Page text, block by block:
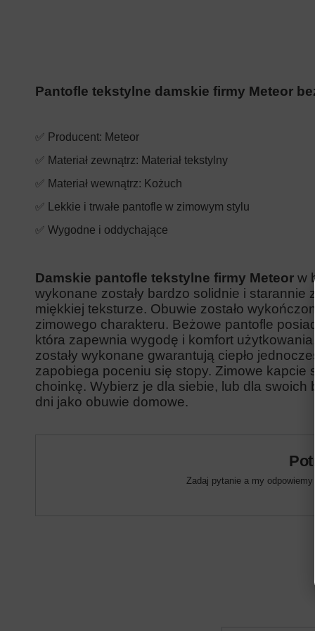
Pantofle tekstylne damskie firmy Meteor
✅ Producent: Meteor
✅ Materiał zewnątrz: Materiał tekstylny
✅ Materiał wewnątrz: Kożuch
✅ Lekkie i trwałe pantofle w zimowym stylu
✅ Wygodne i oddychające
Damskie pantofle tekstylne firmy Meteor w
wykonane zostały bardzo solidnie i starannie
miękkiej teksturze. Obuwie zostało
zimowego charakteru. Beżowe pantofle
która zapewnia wygodę i komfort
zostały wykonane gwarantują ciepło
zapobiega poceniu się stopy. Zimowe kapcie
choinkę. Wybierz je dla siebie, lub dla swoich
dni jako obuwie domowe.
Zadaj pytanie a my